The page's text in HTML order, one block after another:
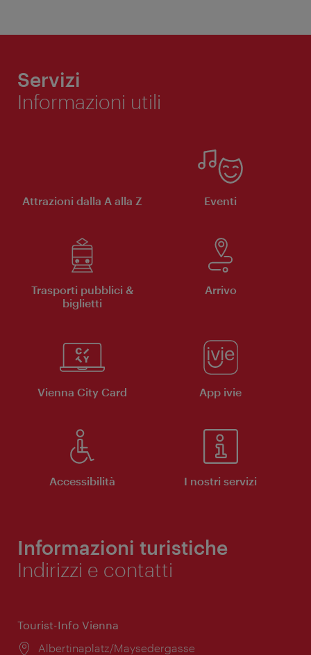
Servizi
Informazioni utili
Attrazioni dalla A alla Z Eventi
Trasporti pubblici &
biglietti
Arrivo
Vienna City Card App ivie
Accessibilità I nostri servizi
Informazioni turistiche
Indirizzi e contatti
Tourist-Info Vienna
Posizione:
Albertinaplatz/Maysedergasse